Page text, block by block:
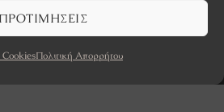
ΠΡΟΤΙΜΉΣΕΙΣ
CookiesΠολιτική Απορρήτου